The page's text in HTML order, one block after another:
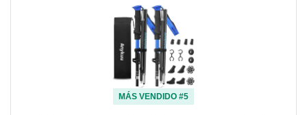
MÁS VENDIDO #5